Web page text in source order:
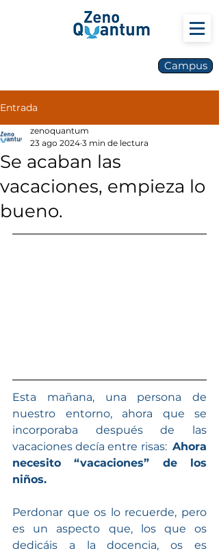
Campus
Entrada
Se acaban las
vacaciones, empieza lo
bueno.
zenoquantum
23 ago 2024 3 min de lectura
Esta mañana, una persona de
nuestro entorno, ahora que se
incorporaba después de las
vacaciones decía entre risas: Ahora
necesito “vacaciones” de los
niños.
Perdonar que os lo recuerde, pero
es un aspecto que, los que os
dedicáis a la docencia, os es